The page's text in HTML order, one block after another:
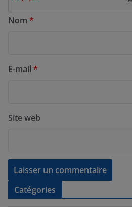
Nom *
E-mail *
Site web
Catégories